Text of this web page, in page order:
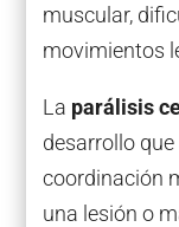
muscular,
movimientos
La parálisis
desarrollo
coordinación
una lesión o